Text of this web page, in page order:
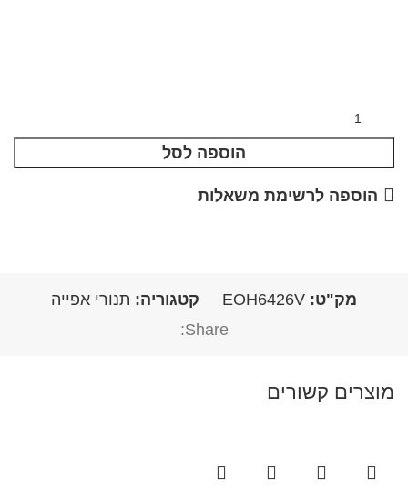
הוספה לסל
הוספה לרשימת משאלות
מק"ט: EOH6426V קטגוריה: תנורי אפייה
Share:
מוצרים קשורים